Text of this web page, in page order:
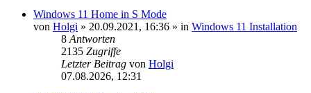
Windows 11 Home in S Mode
von Holgi » 20.09.2021, 16:36 » in Windows 11 Installation
8Antworten
2135 Zugriffe
Letzter Beitrag von Holgi
07.08.2026, 12:31